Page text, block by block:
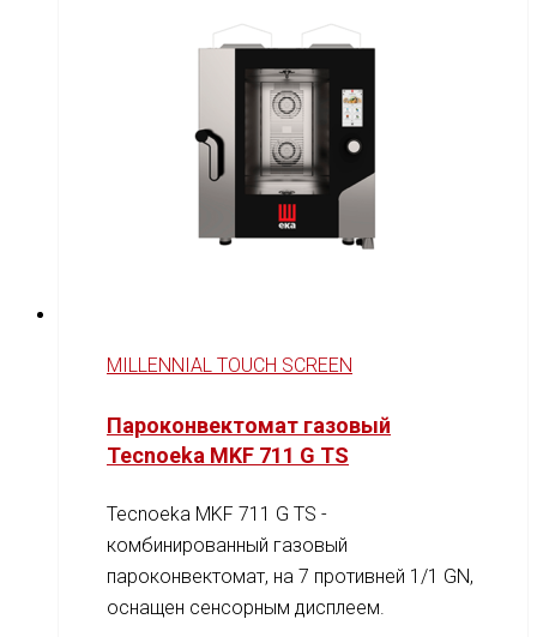
MILLENNIAL TOUCH SCREEN
Пароконвектомат газовый
Tecnoeka MKF 711 G TS
Tecnoeka MKF 711 G TS -
комбинированный газовый
пароконвектомат, на 7 противней 1/1 GN,
оснащен сенсорным дисплеем.